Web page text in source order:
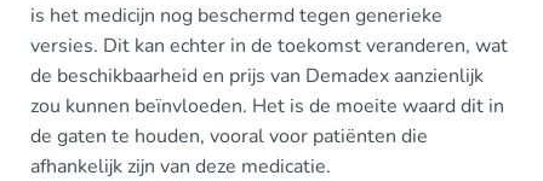
is het medicijn nog beschermd tegen generieke
versies. Dit kan echter in de toekomst veranderen, wat
de beschikbaarheid en prijs van Demadex aanzienlijk
zou kunnen beïnvloeden. Het is de moeite waard dit in
de gaten te houden, vooral voor patiënten die
afhankelijk zijn van deze medicatie.